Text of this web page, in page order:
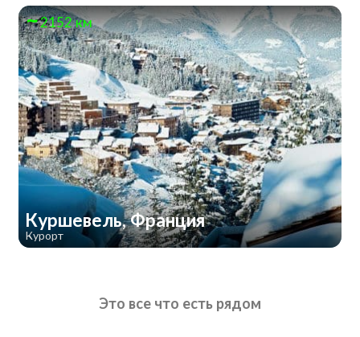
2152 км
Куршевель, Франция
Курорт
Это все что есть рядом